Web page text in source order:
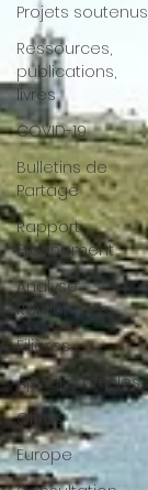
Projets soutenus
Ressources,
publications,
livres
COVID-19
Bulletins de
Partage
Rapport
Etonnement
Analyse
Remontees
Filières
Appel à articles
Offres
Europe